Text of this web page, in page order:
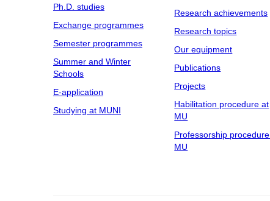
Ph.D. studies
Exchange programmes
Semester programmes
Summer and Winter
Schools
E-application
Studying at MUNI
Research achievements
Research topics
Our equipment
Publications
Projects
Habilitation procedure at
MU
Professorship
MU